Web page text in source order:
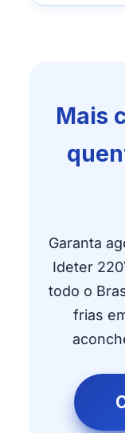
Mais
Garanta
Ideter
todo o
frias